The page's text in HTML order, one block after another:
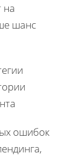
на
шанс
ошибок